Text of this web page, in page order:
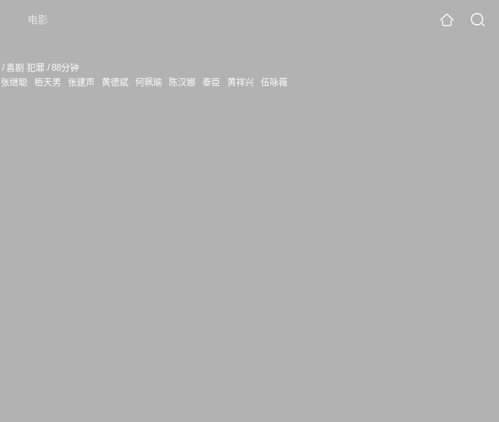
电影
/喜剧 犯罪 /88分钟
张继聪 栢天男 张建声 黄德斌 何珮瑜 陈汉娜 泰臣 黄祥兴
伍咏薇